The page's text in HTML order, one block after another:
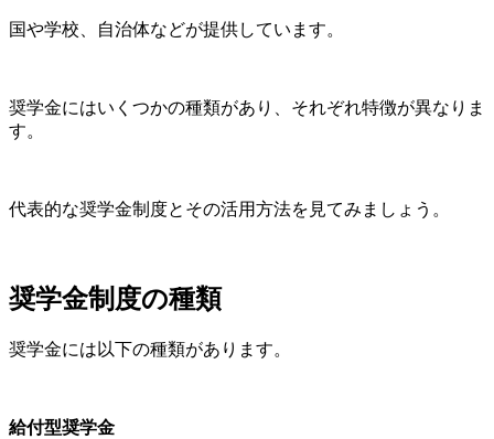
国や学校、自治体などが提供しています。
奨学金にはいくつかの種類があり、それぞれ特徴が異なりま
す。
代表的な奨学金制度とその活用方法を見てみましょう。
奨学金制度の種類
奨学金には以下の種類があります。
給付型奨学金